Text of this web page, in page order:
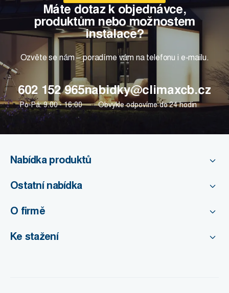
Máte dotaz k objednávce,
produktům nebo možnostem
instalace?
Ozvěte se nám – poradíme vám na telefonu i e-mailu.
602 152 965
Po-Pá: 9:00 - 16:00
nabidky@climaxcb.cz
Obvykle odpovíme do 24 hodin
Nabídka produktů
Ostatní nabídka
O firmě
Ke stažení